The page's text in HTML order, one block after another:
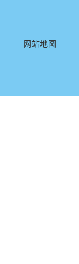
网站地图